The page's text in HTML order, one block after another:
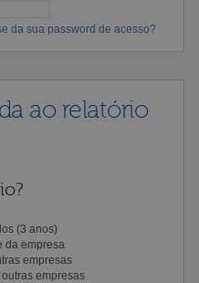
da sua password de acesso?
ao relatório
(3 anos)
da empresa
empresas
empresas